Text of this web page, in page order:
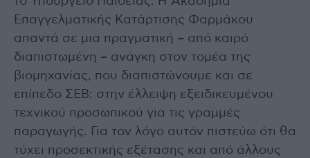
Επαγγελματικής Κατάρτισης Φαρμάκου
απαντά σε μια πραγματική – από καιρό
διαπιστωμένη – ανάγκη στον τομέα της
βιομηχανίας, που διαπιστώνουμε και σε
επίπεδο ΣΕΒ: στην έλλειψη εξειδικευμένου
τεχνικού προσωπικού για τις γραμμές
παραγωγής. Για τον λόγο αυτόν πιστεύω ότι θα
τύχει προσεκτικής εξέτασης και από άλλους